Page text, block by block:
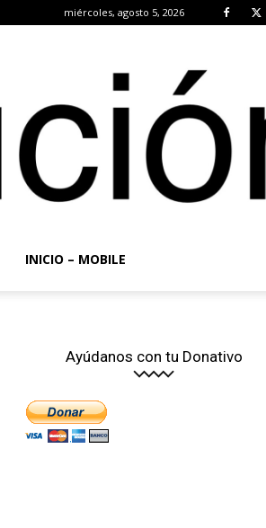
miércoles, agosto 5, 2026
INICIO – MOBILE
Ayúdanos con tu Donativo